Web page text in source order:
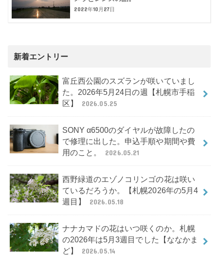
2022年10月27日
新着エントリー
富丘西公園のスズランが咲いていまし
た。2026年5月24日の週【札幌市手稲
区】
2026.05.25
SONY α6500のダイヤルが故障したの
で修理に出した。申込手順や期間や費
用のこと。
2026.05.21
西野緑道のエゾノコリンゴの花は咲い
ているだろうか。【札幌2026年の5月4
週目】
2026.05.18
ナナカマドの花はいつ咲くのか。札幌
の2026年は5月3週目でした【ななかま
ど】
2026.05.14